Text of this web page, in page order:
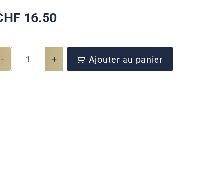
16.50
- + Ajouter au panier